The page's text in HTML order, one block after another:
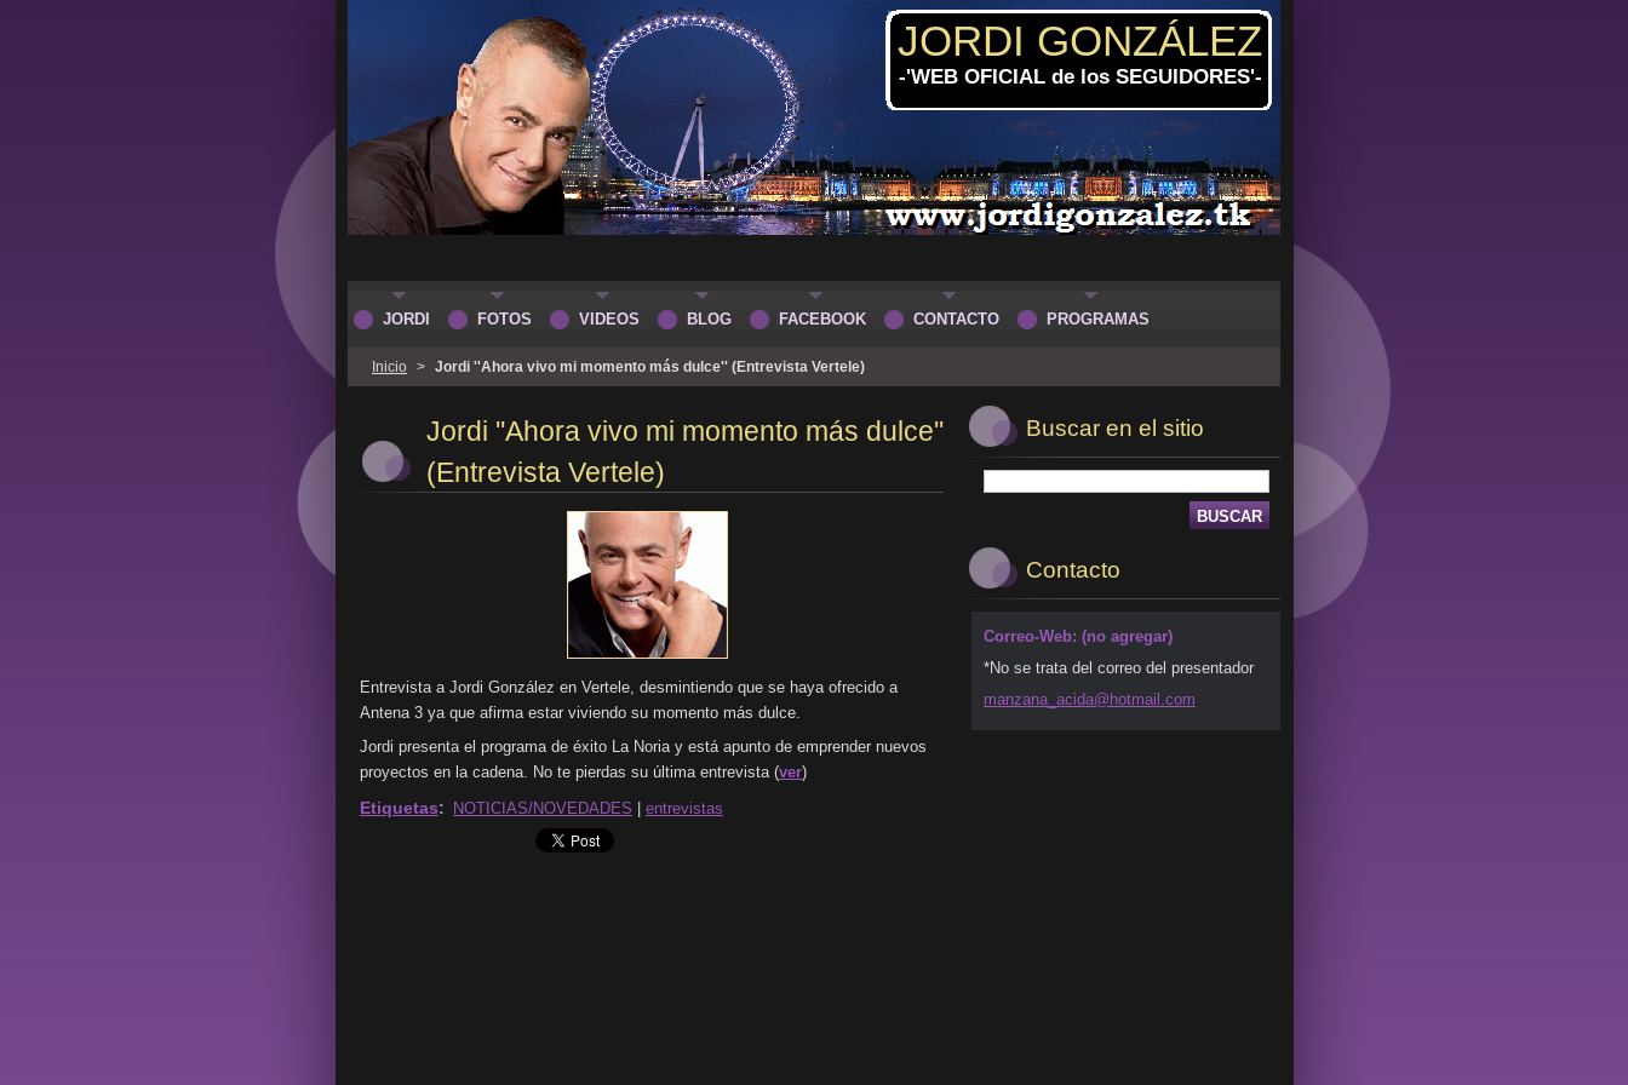
JORDI GONZÁLEZ
-'WEB OFICIAL de los SEGUIDORES'-
Inicio > Jordi ''Ahora vivo mi momento más dulce'' (Entrevista Vertele)
Jordi ''Ahora vivo mi momento más dulce''
(Entrevista Vertele)
Entrevista a Jordi González en Vertele, desmintiendo que se haya ofrecido a
Antena 3 ya que afirma estar viviendo su momento más dulce.
Jordi presenta el programa de éxito La Noria y está apunto de emprender nuevos
proyectos en la cadena. No te pierdas su última entrevista (ver)
Etiquetas: NOTICIAS/NOVEDADES entrevistas
Buscar en el sitio
Contacto
Correo-Web: (no agregar)
*No se trata del correo del presentador
manzana_ acida@hotmail.com
JORDI FOTOS VIDEOS BLOG FACEBOOK CONTACTO PROGRAMAS